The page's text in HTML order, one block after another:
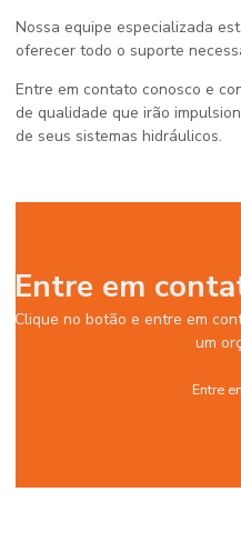
Nossa equipe especializada
oferecer todo o suporte
Entre em contato conosco e
de qualidade que irão
de seus sistemas hidráulicos.
Entre em
Clique no botão e entre em
um
Entre